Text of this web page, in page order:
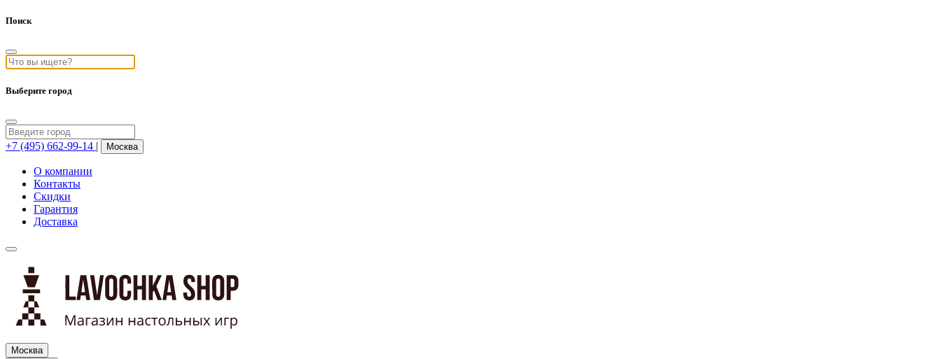
Поиск
Выберите город
+7 (495) 662-99-14 | Москва
О компании
Контакты
Скидки
Гарантия
Доставка
Москва